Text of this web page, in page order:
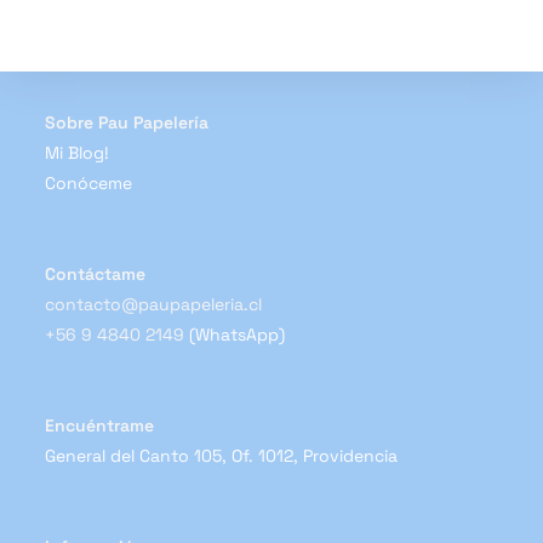
la
Sobre Pau Papelería
Mi Blog!
Conóceme
Contáctame
contacto@paupapeleria.cl
+56 9 4840 2149 (WhatsApp)
Encuéntrame
General del Canto 105, Of. 1012, Providencia